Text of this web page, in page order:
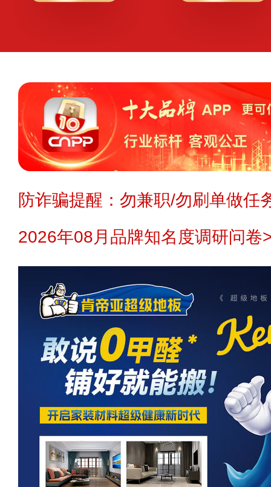
防诈骗提醒：勿兼职/勿刷单做任
2026年08月品牌知名度调研问卷